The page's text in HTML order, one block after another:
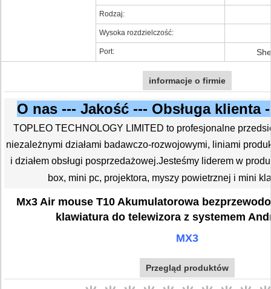
Rodzaj:
Wysoka rozdzielczość:
Port:
informacje o firmie
O nas --- Jakość --- Obsługa klienta
TOPLEO TECHNOLOGY LIMITED to profesjonalne
niezależnymi działami badawczo-rozwojowymi, liniami
i działem obsługi posprzedażowej.Jesteśmy liderem w
box, mini pc, projektora, myszy powietrznej i mini
Mx3 Air mouse T10 Akumulatorowa
klawiatura do telewizora z systemem
MX3
Przegląd produktów